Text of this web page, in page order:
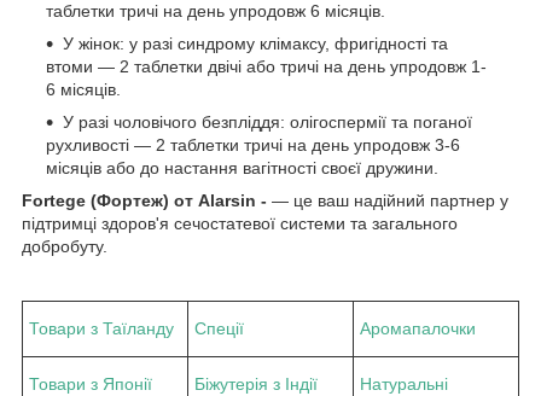
таблетки тричі на день упродовж 6 місяців.
У жінок: у разі синдрому клімаксу, фригідності та
втоми — 2 таблетки двічі або тричі на день упродовж 1-
6 місяців.
У разі чоловічого безпліддя: олігоспермії та поганої
рухливості — 2 таблетки тричі на день упродовж 3-6
місяців або до настання вагітності своєї дружини.
Fortege (Фортеж) от Alarsin - — це ваш надійний партнер у
підтримці здоров'я сечостатевої системи та загального
добробуту.
Товари з Таїланду Спеції Аромапалочки
Товари з Японії Біжутерія з Індії
Натуральні